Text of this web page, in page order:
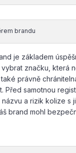
brandu
je základem
vybrat značku, která
právně
Před samotnou
a rizik kolize s
brand mohl